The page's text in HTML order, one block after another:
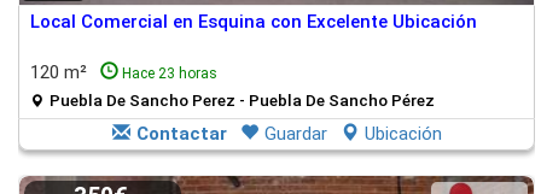
Local Comercial en Esquina con Excelente Ubicación
120 m² Hace 23 horas
Puebla De Sancho Perez - Puebla De Sancho Pérez
Contactar Guardar Ubicación